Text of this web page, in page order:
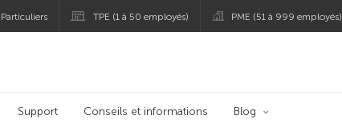
Particuliers TPE (1 à 50 employés) PME (51 à 999 employés)
Support Conseils et informations Blog